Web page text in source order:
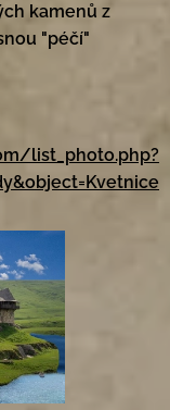
kamenů z
"péčí"
list_photo.php?